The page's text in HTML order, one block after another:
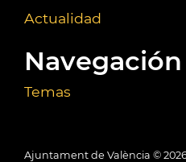
Actualidad
Temas
Ajuntament de València ©